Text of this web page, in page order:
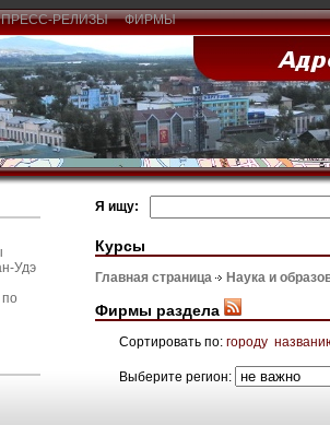
РЕЛИЗЫ ФИРМЫ
Удэ
Я ищу:
Курсы
Главная страница Наука и
Фирмы раздела
Сортировать по: городу
Выберите регион: